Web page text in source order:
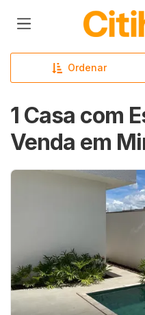
Página
Ordenar
1 Casa com
Venda em